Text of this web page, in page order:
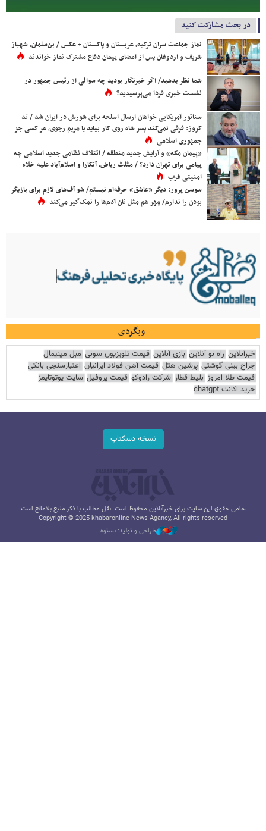
در بحث مشارکت کنید
نماز جماعت سران ترکیه، عربستان و پاکستان + عکس / بن‌سلمان، شهباز
شریف و اردوغان پس از امضای پیمان دفاع مشترک نماز خواندند
شما نظر بدهید/ اگر خبرنگار بودید چه سوالی از رئیس جمهور در
نشست خبری فردا می‌پرسیدید؟
سناتور آمریکایی خواهان ارسال اسلحه برای شورش در ایران شد / تد
کروز: فرقی نمی‌کند پسر شاه روی کار بیاید یا مریم رجوی، هر کسی جز
جمهوری اسلامی
«پیمان مکه» و آرایش جدید منطقه / ائتلاف نظامی جدید اسلامی چه
پیامی برای تهران دارد؟ / مثلث ریاض، آنکارا و اسلام‌آباد علیه خلاء
امنیتی غرب
سوسن پرور: دیگر «عاشق» حرفه‌ام نیستم/ شو آف‌های لازم برای بازیگر
بودن را ندارم/ مِهر هم مثل نان آدم‌ها را نمک‌گیر می‌کند
وبگردی
خبرآنلاین راه نو آنلاین بازی آنلاین قیمت تلویزیون سونی مبل مینیمال
جراح بینی گوشتی پرشین هتل قیمت آهن فولاد ایرانیان اعتبارسنجی بانکی
قیمت طلا امروز بلیط قطار شرکت رادوکو قیمت پروفیل سایت یوتوتایمز
خرید اکانت chatgpt
نسخه دسکتاپ
تمامی حقوق این سایت برای خبرآنلاین محفوظ است. نقل مطالب با ذکر منبع بلامانع است.
Copyright © 2025 khabaronline News Agancy, All rights reserved
طراحی و تولید: نستوه